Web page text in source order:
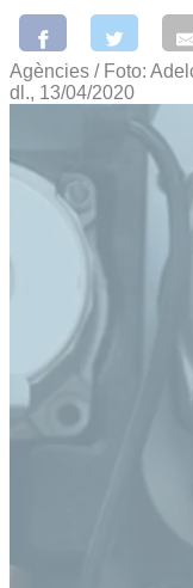
Agències / Foto:
dl., 13/04/2020